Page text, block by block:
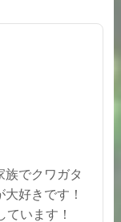
族でクワガタ
好きです！
います！